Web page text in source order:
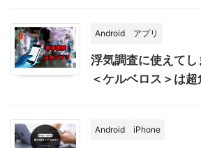
Android アプリ
浮気調査に使えてし
＜ケルベロス＞は超
Android iPhone